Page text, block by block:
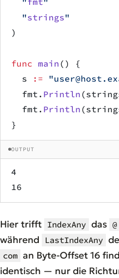
	"
strings"
)
func main() {
	s
:=
	fmt.
Println
	fmt.
Println
}
OUTPUT
4
16
Hier trifft IndexAny das @
während
LastIndexAny
com an Byte-Offset 16
identisch — nur die